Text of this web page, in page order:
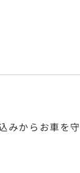
からお車を守